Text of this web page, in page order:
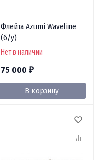
Флейта Azumi Waveline
(б/у)
Нет в наличии
75 000 ₽
В корзину